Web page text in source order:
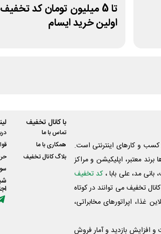
تا 5 میلیون تومان کد تخفیف
اولین خرید ایسام
و‌ کارهای اینترنتی است.
معتبر، اپلیکیشن و مراکز
مد، علی‌ بابا ، کد تخفیف
تخفیف می توانند در کوتاه
غذا، اپراتورهای مخابراتی،
و افزایش بازدید و آمار فروش
با کانال تخفیف
تماس با ما
همکاری با ما
بلاگ کانال تخفیف